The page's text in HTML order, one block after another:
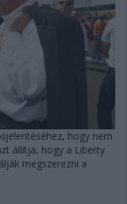
hogy nem
állítja, hogy a Liberty
megszerezni a